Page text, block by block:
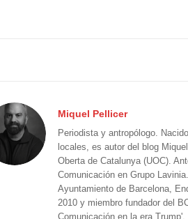
Miquel Pellicer
Periodista y antropólogo.
locales, es autor del blog
Oberta de Catalunya (UOC).
Comunicación en Grupo
Ayuntamiento de Barcelona,
2010 y miembro fundador del
Comunicación en la era Trump'.